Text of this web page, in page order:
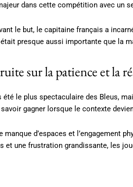
dans cette compétition avec un
le but, le capitaine français a
presque aussi importante que la
sur la patience et la
été le plus spectaculaire des Bleus,
gagner lorsque le contexte
manque d’espaces et l’engagement
et une frustration grandissante, les